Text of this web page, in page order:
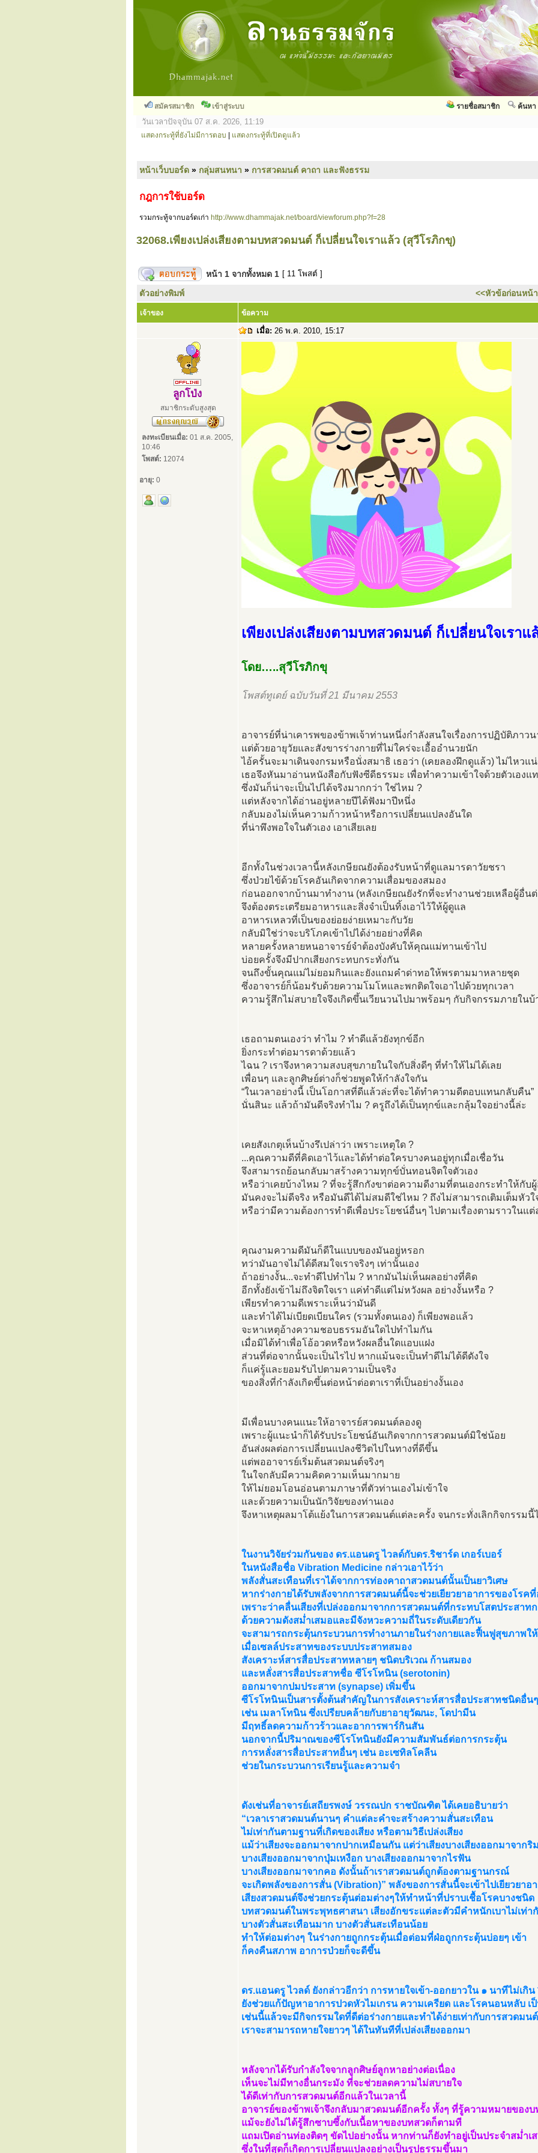
สมัครสมาชิก เข้าสู่ระบบ ค้นหา
รายชื่อสมาชิก
วันเวลาปัจจุบัน 07 ส.ค. 2026, 11:19
แสดงกระทู้ที่ยังไม่มีการตอบ แสดงกระทู้ที่เปิดดูแล้ว
หน้าเว็บบอร์ด » กลุ่มสนทนา » การสวดมนต์ คาถา และฟังธรรม
กฎการใช้บอร์ด
รวมกระทู้จากบอร์ดเก่า http://www.dhammajak.net/board/viewforum.php?f=28
32068.เพียงเปล่งเสียงตามบทสวดมนต์ ก็เปลี่ยนใจเราแล้ว (สุวีโรภิกขุ)
หน้า 1 จากทั้งหมด 1 [ 11 โพสต์ ]
ตัวอย่างพิมพ์ <<หัวข้อก่อนหน้า
เจ้าของ ข้อความ
เมื่อ: 26 พ.ค. 2010, 15:17
ลูกโป่ง
สมาชิกระดับสูงสุด
ลงทะเบียนเมื่อ: 01 ส.ค. 2005,
10:46
โพสต์: 12074
อายุ: 0
เพียงเปล่งเสียงตามบทสวดมนต์ ก็เปลี่ยนใจเราแ
โดย…..สุวีโรภิกขุ
โพสต์ทูเดย์ ฉบับวันที่ 21 มีนาคม 2553
อาจารย์ที่น่าเคารพของข้าพเจ้าท่านหนึ่งกำลังสนใจเรื่องการปฏิบัติภาวน
แต่ด้วยอายุวัยและสังขารร่างกายที่ไม่ใคร่จะเอื้ออำนวยนัก
ไอ้ครั้นจะมาเดินจงกรมหรือนั่งสมาธิ เธอว่า (เคยลองฝึกดูแล้ว) ไม่ไหวแ
เธอจึงหันมาอ่านหนังสือกับฟังซีดีธรรมะ เพื่อทำความเข้าใจด้วยตัวเองแ
ซึ่งมันก็น่าจะเป็นไปได้จริงมากกว่า ใช่ไหม ?
แต่หลังจากได้อ่านอยู่หลายปีได้ฟังมาปีหนึ่ง
กลับมองไม่เห็นความก้าวหน้าหรือการเปลี่ยนแปลงอันใด
ที่น่าพึงพอใจในตัวเอง เอาเสียเลย
อีกทั้งในช่วงเวลานี้หลังเกษียณยังต้องรับหน้าที่ดูแลมารดาวัยชรา
ซึ่งป่วยไข้ด้วยโรคอันเกิดจากความเสื่อมของสมอง
ก่อนออกจากบ้านมาทำงาน (หลังเกษียณยังรักที่จะทำงานช่วยเหลือผู้อื่น
จึงต้องตระเตรียมอาหารและสิ่งจำเป็นทิ้งเอาไว้ให้ผู้ดูแล
อาหารเหลวที่เป็นของย่อยง่ายเหมาะกับวัย
กลับมิใช่ว่าจะบริโภคเข้าไปได้ง่ายอย่างที่คิด
หลายครั้งหลายหนอาจารย์จำต้องบังคับให้คุณแม่ทานเข้าไป
บ่อยครั้งจึงมีปากเสียงกระทบกระทั่งกัน
จนถึงขั้นคุณแม่ไม่ยอมกินและยังแถมคำด่าทอให้พรตามมาหลายชุด
ซึ่งอาจารย์ก็น้อมรับด้วยความโมโหและพกติดใจเอาไปด้วยทุกเวลา
ความรู้สึกไม่สบายใจจึงเกิดขึ้นเวียนวนไปมาพร้อมๆ กับกิจกรรมภายในบ้
เธอถามตนเองว่า ทำไม ? ทำดีแล้วยังทุกข์อีก
ยิ่งกระทำต่อมารดาด้วยแล้ว
ไฉน ? เราจึงหาความสงบสุขภายในใจกับสิ่งดีๆ ที่ทำให้ไม่ได้เลย
เพื่อนๆ และลูกศิษย์ต่างก็ช่วยพูดให้กำลังใจกัน
“ในเวลาอย่างนี้ เป็นโอกาสที่ดีแล้วล่ะที่จะได้ทำความดีตอบแทนกลับคืน”
นั่นสินะ แล้วถ้ามันดีจริงทำไม ? ครูถึงได้เป็นทุกข์และกลุ้มใจอย่างนี้ล่ะ
เคยสังเกตุเห็นบ้างรึเปล่าว่า เพราะเหตุใด ?
...คุณความดีที่คิดเอาไว้และได้ทำต่อใครบางคนอยู่ทุกเมื่อเชื่อวัน
จึงสามารถย้อนกลับมาสร้างความทุกข์บั่นทอนจิตใจตัวเอง
หรือว่าเคยบ้างไหม ? ที่จะรู้สึกกังขาต่อความดีงามที่ตนเองกระทำให้กับ
มันคงจะไม่ดีจริง หรือมันดีได้ไม่สมดีใช่ไหม ? ถึงไม่สามารถเติมเต็มหัวใ
หรือว่ามีความต้องการทำดีเพื่อประโยชน์อื่นๆ ไปตามเรื่องตามราวในแ
คุณงามความดีมันก็ดีในแบบของมันอยู่หรอก
ทว่ามันอาจไม่ได้ดีสมใจเราจริงๆ เท่านั้นเอง
ถ้าอย่างงั้น...จะทำดีไปทำไม ? หากมันไม่เห็นผลอย่างที่คิด
อีกทั้งยังเข้าไม่ถึงจิตใจเรา แค่ทำดีแต่ไม่หวังผล อย่างงั้นหรือ ?
เพียรทำความดีเพราะเห็นว่ามันดี
และทำได้ไม่เบียดเบียนใคร (รวมทั้งตนเอง) ก็เพียงพอแล้ว
จะหาเหตุอ้างความชอบธรรมอันใดไปทำไมกัน
เมื่อมิได้ทำเพื่อโอ้อวดหรือหวังผลอื่นใดแอบแฝง
ส่วนที่ต่อจากนั้นจะเป็นไรไป หากแม้นจะเป็นทำดีไม่ได้ดีดังใจ
ก็แค่รู้และยอมรับไปตามความเป็นจริง
ของสิ่งที่กำลังเกิดขึ้นต่อหน้าต่อตาเราที่เป็นอย่างงั้นเอง
มีเพื่อนบางคนแนะให้อาจารย์สวดมนต์ลองดู
เพราะผู้แนะนำก็ได้รับประโยชน์อันเกิดจากการสวดมนต์มิใช่น้อย
อันส่งผลต่อการเปลี่ยนแปลงชีวิตไปในทางที่ดีขึ้น
แต่พออาจารย์เริ่มต้นสวดมนต์จริงๆ
ในใจกลับมีความคิดความเห็นมากมาย
ให้ไม่ยอมโอนอ่อนตามภาษาที่ตัวท่านเองไม่เข้าใจ
และด้วยความเป็นนักวิจัยของท่านเอง
จึงหาเหตุผลมาโต้แย้งในการสวดมนต์แต่ละครั้ง จนกระทั่งเลิกกิจกรรมนี้
ในงานวิจัยร่วมกันของ ดร.แอนดรู ไวลด์กับดร.ริชาร์ด เกอร์เบอร์
ในหนังสือชื่อ Vibration Medicine กล่าวเอาไว้ว่า
พลังสั่นสะเทือนที่เราได้จากการท่องคาถาสวดมนต์นั้นเป็นยาวิเศษ
หากร่างกายได้รับพลังจากการสวดมนต์นี้จะช่วยเยียวยาอาการของโรค
เพราะว่าคลื่นเสียงที่เปล่งออกมาจากการสวดมนต์ที่กระทบโสตประสาท
ด้วยความดังสม่ำเสมอและมีจังหวะความถี่ในระดับเดียวกัน
จะสามารถกระตุ้นกระบวนการทำงานภายในร่างกายและฟื้นฟูสุขภาพใ
เมื่อเซลล์ประสาทของระบบประสาทสมอง
สังเคราะห์สารสื่อประสาทหลายๆ ชนิดบริเวณ ก้านสมอง
และหลั่งสารสื่อประสาทชื่อ ซีโรโทนิน (serotonin)
ออกมาจากปมประสาท (synapse) เพิ่มขึ้น
ซีโรโทนินเป็นสารตั้งต้นสำคัญในการสังเคราะห์สารสื่อประสาทชนิดอื่นๆ
เช่น เมลาโทนิน ซึ่งเปรียบคล้ายกับยาอายุวัฒนะ, โดปามีน
มีฤทธิ์ลดความก้าวร้าวและอาการพาร์กินสัน
นอกจากนี้ปริมาณของซีโรโทนินยังมีความสัมพันธ์ต่อการกระตุ้น
การหลั่งสารสื่อประสาทอื่นๆ เช่น อะเซทิลโคลีน
ช่วยในกระบวนการเรียนรู้และความจำ
ดังเช่นที่อาจารย์เสถียรพงษ์ วรรณปก ราชบัณฑิต ได้เคยอธิบายว่า
“เวลาเราสวดมนต์นานๆ คำแต่ละคำจะสร้างความสั่นสะเทือน
ไม่เท่ากันตามฐานที่เกิดของเสียง หรือตามวิธีเปล่งเสียง
แม้ว่าเสียงจะออกมาจากปากเหมือนกัน แต่ว่าเสียงบางเสียงออกมาจากริ
บางเสียงออกมาจากปุ่มเหงือก บางเสียงออกมาจากไรฟัน
บางเสียงออกมาจากคอ ดังนั้นถ้าเราสวดมนต์ถูกต้องตามฐานกรณ์
จะเกิดพลังของการสั่น (Vibration)” พลังของการสั่นนี้จะเข้าไปเยียวยาอ
เสียงสวดมนต์จึงช่วยกระตุ้นต่อมต่างๆให้ทำหน้าที่ปราบเชื้อโรคบางชนิด
บทสวดมนต์ในพระพุทธศาสนา เสียงอักขระแต่ละตัวมีคำหนักเบาไม่เท่า
บางตัวสั่นสะเทือนมาก บางตัวสั่นสะเทือนน้อย
ทำให้ต่อมต่างๆ ในร่างกายถูกกระตุ้นเมื่อต่อมที่ฝ่อถูกกระตุ้นบ่อยๆ เข้า
ก็คงคืนสภาพ อาการป่วยก็จะดีขึ้น
ดร.แอนดรู ไวลด์ ยังกล่าวอีกว่า การหายใจเข้า-ออกยาวใน ๑ นาทีไม่เกิน
ยังช่วยแก้ปัญหาอาการปวดหัวไมเกรน ความเครียด และโรคนอนหลับ เ
เช่นนี้แล้วจะมีกิจกรรมใดที่ดีต่อร่างกายและทำได้ง่ายเท่ากับการสวดมน
เราจะสามารถหายใจยาวๆ ได้ในทันทีที่เปล่งเสียงออกมา
หลังจากได้รับกำลังใจจากลูกศิษย์ลูกหาอย่างต่อเนื่อง
เห็นจะไม่มีทางอื่นกระมัง ที่จะช่วยลดความไม่สบายใจ
ได้ดีเท่ากับการสวดมนต์อีกแล้วในเวลานี้
อาจารย์ของข้าพเจ้าจึงกลับมาสวดมนต์อีกครั้ง ทั้งๆ ที่รู้ความหมายของบ
แม้จะยังไม่ได้รู้สึกซาบซึ้งกับเนื้อหาของบทสวดก็ตามที
แถมเปิดอ่านท่องติดๆ ขัดไปอย่างนั้น หากท่านก็ยังทำอยู่เป็นประจำสม่ำเ
ซึ่งในที่สุดก็เกิดการเปลี่ยนแปลงอย่างเป็นรูปธรรมขึ้นมา